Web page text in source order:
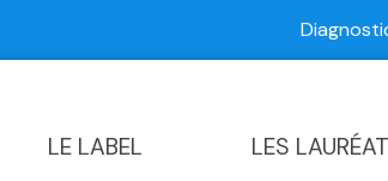
LE LABEL LES